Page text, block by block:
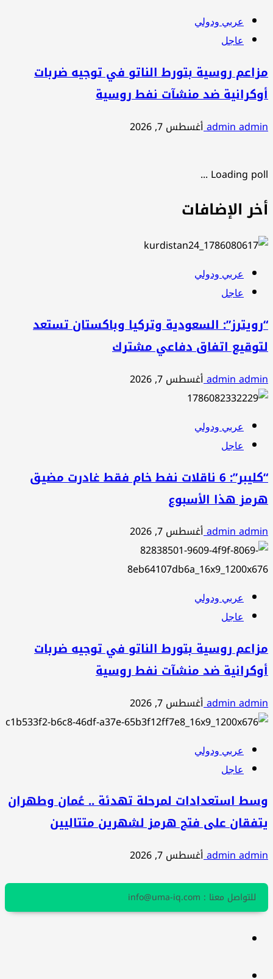
عربي ودولي
عاجل
مزاعم روسية بتورط الناتو في توجيه ضربات
أوكرانية ضد منشآت نفط روسية
admin adminأغسطس 7, 2026
Loading poll ...
أخر الإضافات
عربي ودولي
عاجل
“رويترز”: السعودية وتركيا وباكستان تستعد
لتوقيع اتفاق دفاعي مشترك
admin adminأغسطس 7, 2026
عربي ودولي
عاجل
“كليبر”: 6 ناقلات نفط خام فقط غادرت مضيق
هرمز هذا الأسبوع
admin adminأغسطس 7, 2026
عربي ودولي
عاجل
مزاعم روسية بتورط الناتو في توجيه ضربات
أوكرانية ضد منشآت نفط روسية
admin adminأغسطس 7, 2026
عربي ودولي
عاجل
وسط استعدادات لمرحلة تهدئة .. عُمان وطهران
يتفقان على فتح هرمز لشهرين متتاليين
admin adminأغسطس 7, 2026
للتواصل معنا : info@uma-iq.com